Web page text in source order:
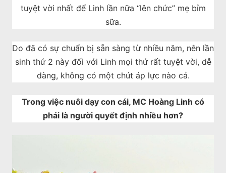
tuyệt vời nhất để Linh lần nữa “lên chức” mẹ bỉm
sữa.
Do đã có sự chuẩn bị sẵn sàng từ nhiều năm, nên lần
sinh thứ 2 này đối với Linh mọi thứ rất tuyệt vời, dễ
dàng, không có một chút áp lực nào cả.
Trong việc nuôi dạy con cái, MC Hoàng Linh có
phải là người quyết định nhiều hơn?